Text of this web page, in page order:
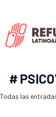
#
Todas las